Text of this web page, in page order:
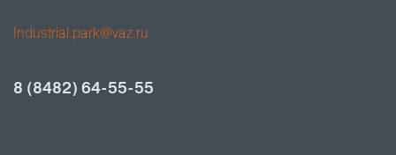
Industrial.park@vaz.ru
8 (8482) 64-55-55